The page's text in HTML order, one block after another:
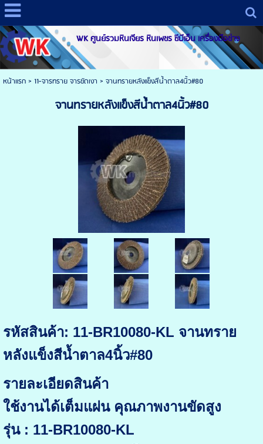
WK ศูนย์รวมหินเจียร หินเพชร ซีบีเอ็น เครื่องมือช่าง
หน้าแรก> 11-จารทราย จารขัดเงา > จานทรายหลังแข็งสีน้ำตาล4นิ้ว#80
จานทรายหลังแข็งสีน้ำตาล4นิ้ว#80
รหัสสินค้า: 11-BR10080-KL จานทราย
หลังแข็งสีน้ำตาล4นิ้ว#80
รายละเอียดสินค้า
ใช้งานได้เต็มแผ่น คุณภาพงานขัดสูง
รุ่น : 11-BR10080-KL